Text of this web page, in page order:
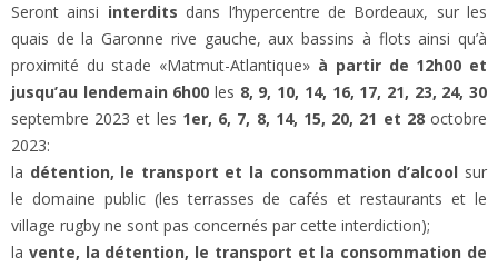
Seront ainsi interdits dans l’hypercentre de Bordeaux, sur les
quais de la Garonne rive gauche, aux bassins à flots ainsi qu’à
proximité du stade «Matmut-Atlantique» à partir de 12h00 et
jusqu’au lendemain 6h00 les 8, 9, 10, 14, 16, 17, 21, 23, 24, 30
septembre 2023 et les 1er, 6, 7, 8, 14, 15, 20, 21 et 28octobre
2023:
la détention, le transport et la consommation d’alcool sur
le domaine public (les terrasses de cafés et restaurants et le
village rugby ne sont pas concernés par cette interdiction);
la vente, la détention, le transport et la consommation de